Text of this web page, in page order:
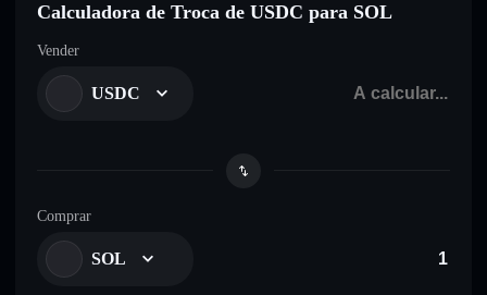
Calculadora de Troca de USDC para SOL
Vender
USDC
Comprar
SOL